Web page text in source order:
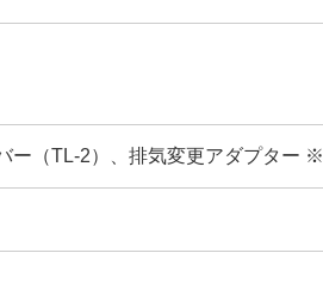
ー（TL-2）、排気変更アダプター ※